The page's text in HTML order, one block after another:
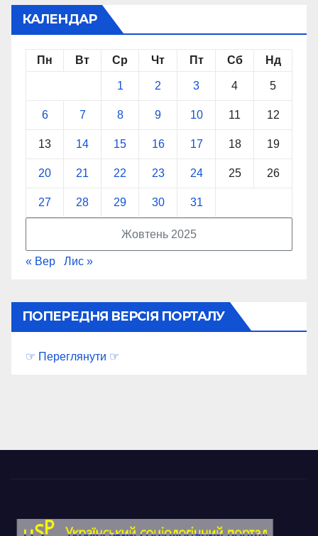
КАЛЕНДАР
Жовтень 2025
Пн Вт Ср Чт Пт Сб Нд
1 2 3 4 5
6 7 8 9 10 11 12
13 14 15 16 17 18 19
20 21 22 23 24 25 26
27 28 29 30 31
« Вер Лис »
ПОПЕРЕДНЯ ВЕРСІЯ ПОРТАЛУ
☞ Переглянути ☞